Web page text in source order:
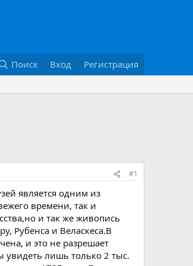
Поиск Вход Регистрация
#1
является одним из
времени, так и
и так же живопись
Рубенса и Веласкеса.В
и это не разрешает
увидеть лишь только 2 тыс.